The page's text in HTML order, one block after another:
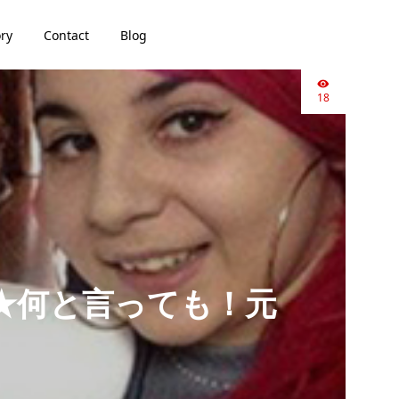
Contact Blog
と言っても！元
18